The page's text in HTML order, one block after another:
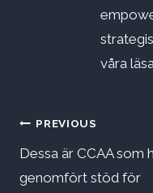
våra
PREVIOUS
Dessa är CCAA som
genomfört stöd för